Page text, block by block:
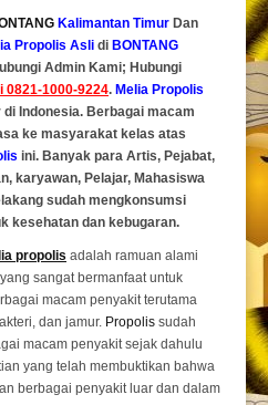
Kalimantan Timur Dan
Propolis Asli di BONTANG
Admin Kami; Hubungi
0821-1000-9224. Melia Propolis
Indonesia. Berbagai macam
ke masyarakat kelas atas
ini. Banyak para Artis, Pejabat,
karyawan, Pelajar, Mahasiswa
sudah mengkonsumsi
kesehatan dan kebugaran.
propolis adalah ramuan alami
sangat bermanfaat untuk
macam penyakit terutama
dan jamur. Propolis sudah
macam penyakit sejak dahulu
yang telah membuktikan bahwa
berbagai penyakit luar dan dalam